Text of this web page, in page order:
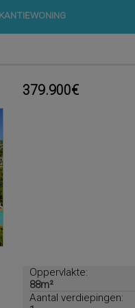
379.900€
Oppervlakte:
88m²
Aantal verdiepingen: